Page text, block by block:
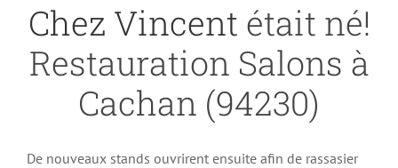
Chez Vincent était né!
Restauration Salons à
Cachan (94230)
De nouveaux stands ouvrirent ensuite afin de rassasier